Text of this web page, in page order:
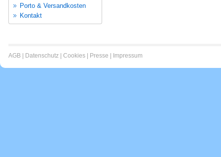
Porto & Versandkosten
Kontakt
AGB Datenschutz Cookies Presse Impressum